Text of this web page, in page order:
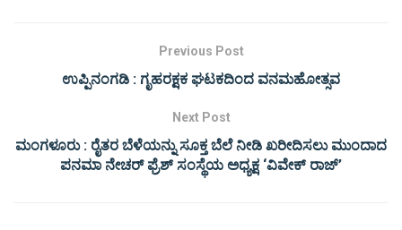
Previous Post
ಉಪ್ಪಿನಂಗಡಿ : ಗೃಹರಕ್ಷಕ ಘಟಕದಿಂದ ವನಮಹೋತ್ಸವ
Next Post
ಮಂಗಳೂರು : ರೈತರ ಬೆಳೆಯನ್ನು ಸೂಕ್ತ ಬೆಲೆ ನೀಡಿ ಖರೀದಿಸಲು ಮುಂದಾದ
ಪನಮಾ ನೇಚರ್ ಫ್ರೆಶ್ ಸಂಸ್ಥೆಯ ಅಧ್ಯಕ್ಷ ‘ವಿವೇಕ್ ರಾಜ್’